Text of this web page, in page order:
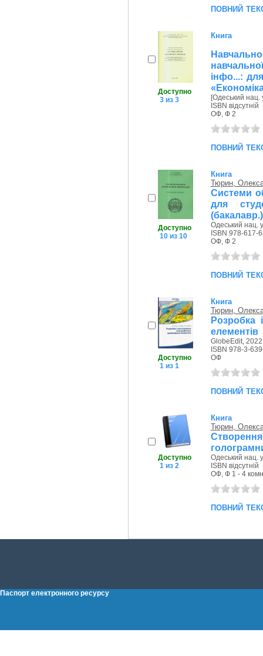
повний
Доступно
3 из 3
Книга
інфо...:
[Одеський нац.
ISBN відсутній
ОФ, Ф 2
повний
Доступно
10 из 10
Книга
Тюрин,
Системи
для
Одеський нац.
ISBN 978-617-
ОФ, Ф 2
повний
Доступно
1 из 1
Книга
Тюрин,
Розробка
елементів
GlobeEdit,
ISBN 978-3-
ОФ
повний
Доступно
1 из 2
Книга
Тюрин,
Одеський нац.
ISBN відсутній
ОФ, Ф 1 - 4
повний
Паспорт електронного ресурсу